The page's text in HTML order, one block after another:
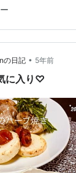
っているのです
に寄れるところ
ーカー、買っち
よそ10日前のこ
私は、一日のコー
の日記 • 5年前
に入り♡